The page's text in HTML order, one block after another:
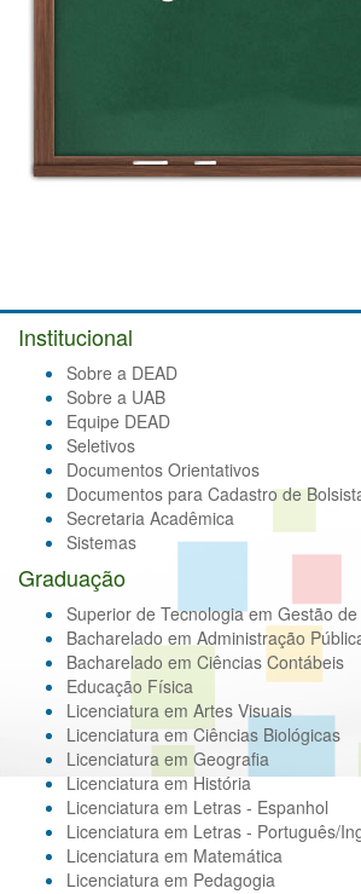
Institucional
Sobre a DEAD
Sobre a UAB
Equipe DEAD
Seletivos
Documentos Orientativos
Documentos para Cadastro de
Secretaria Acadêmica
Sistemas
Graduação
Superior de Tecnologia em Gestão
Bacharelado em Administração
Bacharelado em Ciências Contábeis
Educação Física
Licenciatura em Artes Visuais
Licenciatura em Ciências Biológicas
Licenciatura em Geografia
Licenciatura em História
Licenciatura em Letras - Espanhol
Licenciatura em Letras - Português/
Licenciatura em Matemática
Licenciatura em Pedagogia